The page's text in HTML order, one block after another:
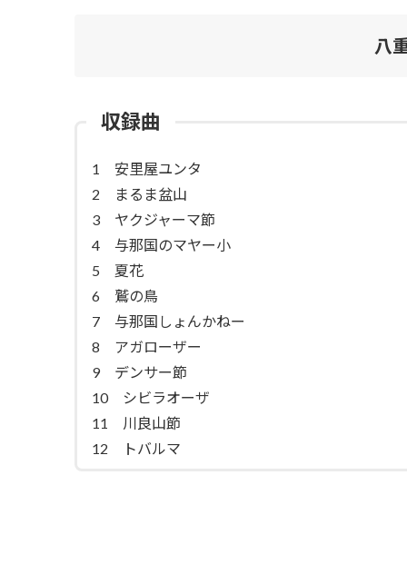
八
収録曲
1 安里屋ユンタ
2 まるま盆山
3 ヤクジャーマ節
4 与那国のマヤー小
5 夏花
6 鷲の鳥
7 与那国しょんかねー
8 アガローザー
9 デンサー節
10 シビラオーザ
11 川良山節
12 トバルマ